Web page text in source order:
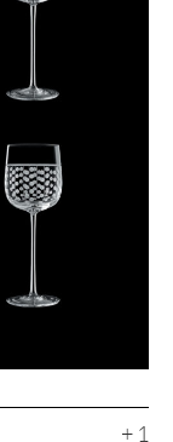
+ 1